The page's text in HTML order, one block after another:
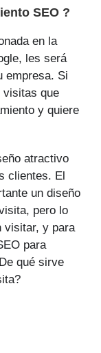
SEO ?
en la
les será
empresa. Si
visitas que
y quiere
atractivo
clientes. El
un diseño
pero lo
visitar, y para
para
qué sirve